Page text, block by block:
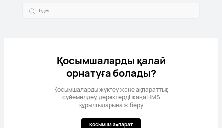
Қосымшаларды қалай
орнатуға болады?
Қосымшаларды жүктеу және ақпараттық
сүйемелдеу, деректерді жаңа HMS
құрылғыларына жіберу
Қосымша ақпарат